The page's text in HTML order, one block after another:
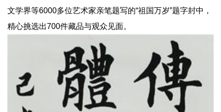
文学界等6000多位艺术家亲笔题写的“祖国万岁”题字封中，
精心挑选出700件藏品与观众见面。